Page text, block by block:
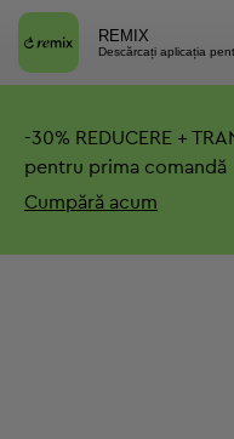
REMIX
Descărcați aplicația
-30% REDUCERE +
pentru prima comandă
Cumpără acum